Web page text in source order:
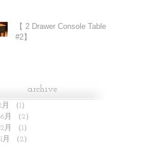
【 2 Drawer Console Table
#2】
archive
（1）
月
（2）
月
（1）
月
（2）